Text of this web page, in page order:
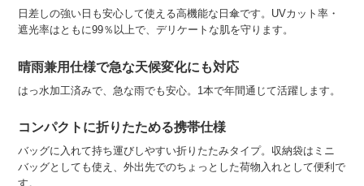
日差しの強い日も安心して使える高機能な日傘です。UVカット率・
遮光率はともに99％以上で、デリケートな肌を守ります。
晴雨兼用仕様で急な天候変化にも対応
はっ水加工済みで、急な雨でも安心。1本で年間通じて活躍します。
コンパクトに折りたためる携帯仕様
バッグに入れて持ち運びしやすい折りたたみタイプ。収納袋はミニ
バッグとしても使え、外出先でのちょっとした荷物入れとして便利で
す。